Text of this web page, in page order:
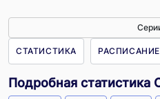
СТАТИСТИКА РАСПИСАНИЕ
Подробная статистика